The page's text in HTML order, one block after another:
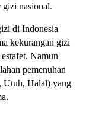
gizi nasional.
di Indonesia
kekurangan gizi
Namun
pemenuhan
Utuh, Halal) yang